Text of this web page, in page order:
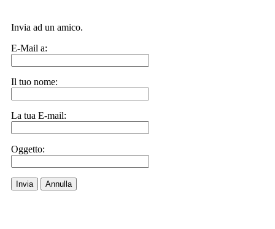
Invia ad un amico.
E-Mail a:
Il tuo nome:
La tua E-mail:
Oggetto:
Invia Annulla